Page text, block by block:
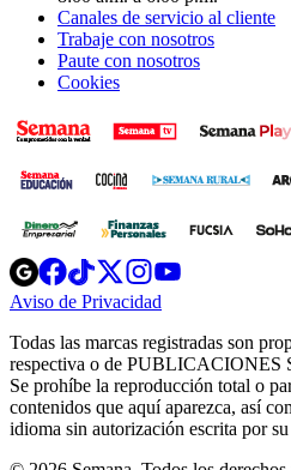
Canales de servicio al cliente
Trabaje con nosotros
Paute con nosotros
Cookies
Opens
in
new
Opens
in
new
Opens
in
new
window
Opens
new
windowwindow
Aviso de Privacidad
new
window
Todas las marcas registradas son
respectiva o de PUBLICACIONES
Se prohíbe la reproducción total o
contenidos que aquí aparezca, así
idioma sin autorización escrita por